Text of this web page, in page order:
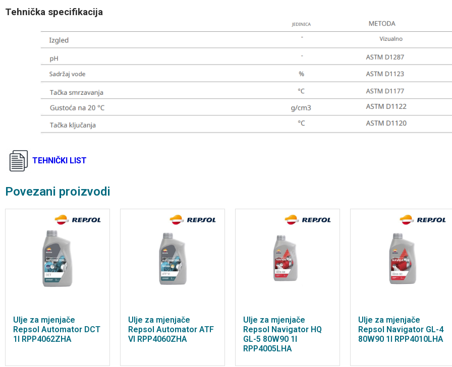
Tehnička specifikacija
TEHNIČKI LIST
Povezani proizvodi
Ulje za mjenjače
Repsol Automator DCT
1l RPP4062ZHA
Ulje za mjenjače
Repsol Automator ATF
VI RPP4060ZHA
Ulje za mjenjače
Repsol Navigator HQ
GL-5 80W90 1l
RPP4005LHA
Ulje za mjenjače
Repsol Navigator GL-4
80W90 1l RPP4010LHA